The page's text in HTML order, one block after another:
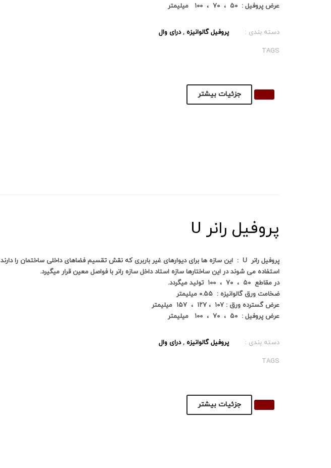
عرض پروفیل : ۵۰ ، ۷۰ ، ۱۰۰ میلیمتر
دسته بندی : پروفیل گالوانیزه ,درای وال
TAGS
جزئیات بیشتر
پروفیل رانر U
پروفیل رانر U : این سازه ها برای دیوارهای غیر باربری که نقش تقسیم فضاهای داخلی ساختمان را دارند
استفاده می شوند در این ساختارها سازه استاد داخل سازه رانر با فواصل معین قرار میگیرد.
در مقاطع ۵۰ ، ۷۰ ، ۱۰۰ تولید میگردد.
ضخامت ورق گالوانیزه : ۰.۵۵ میلیمتر
عرض گسترده ورق : ۱۰۷ ، ۱۲۷ ، ۱۵۷ میلیمتر
عرض پروفیل : ۵۰ ، ۷۰ ، ۱۰۰ میلیمتر
دسته بندی : پروفیل گالوانیزه ,درای وال
TAGS
جزئیات بیشتر